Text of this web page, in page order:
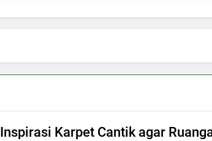
Inspirasi Karpet Cantik agar